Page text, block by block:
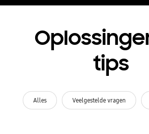
tips
Alles Veelgestelde vragen